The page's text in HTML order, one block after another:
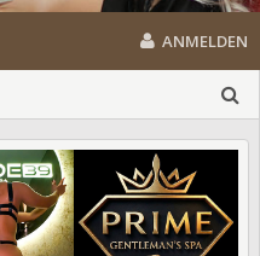
ANMELDEN